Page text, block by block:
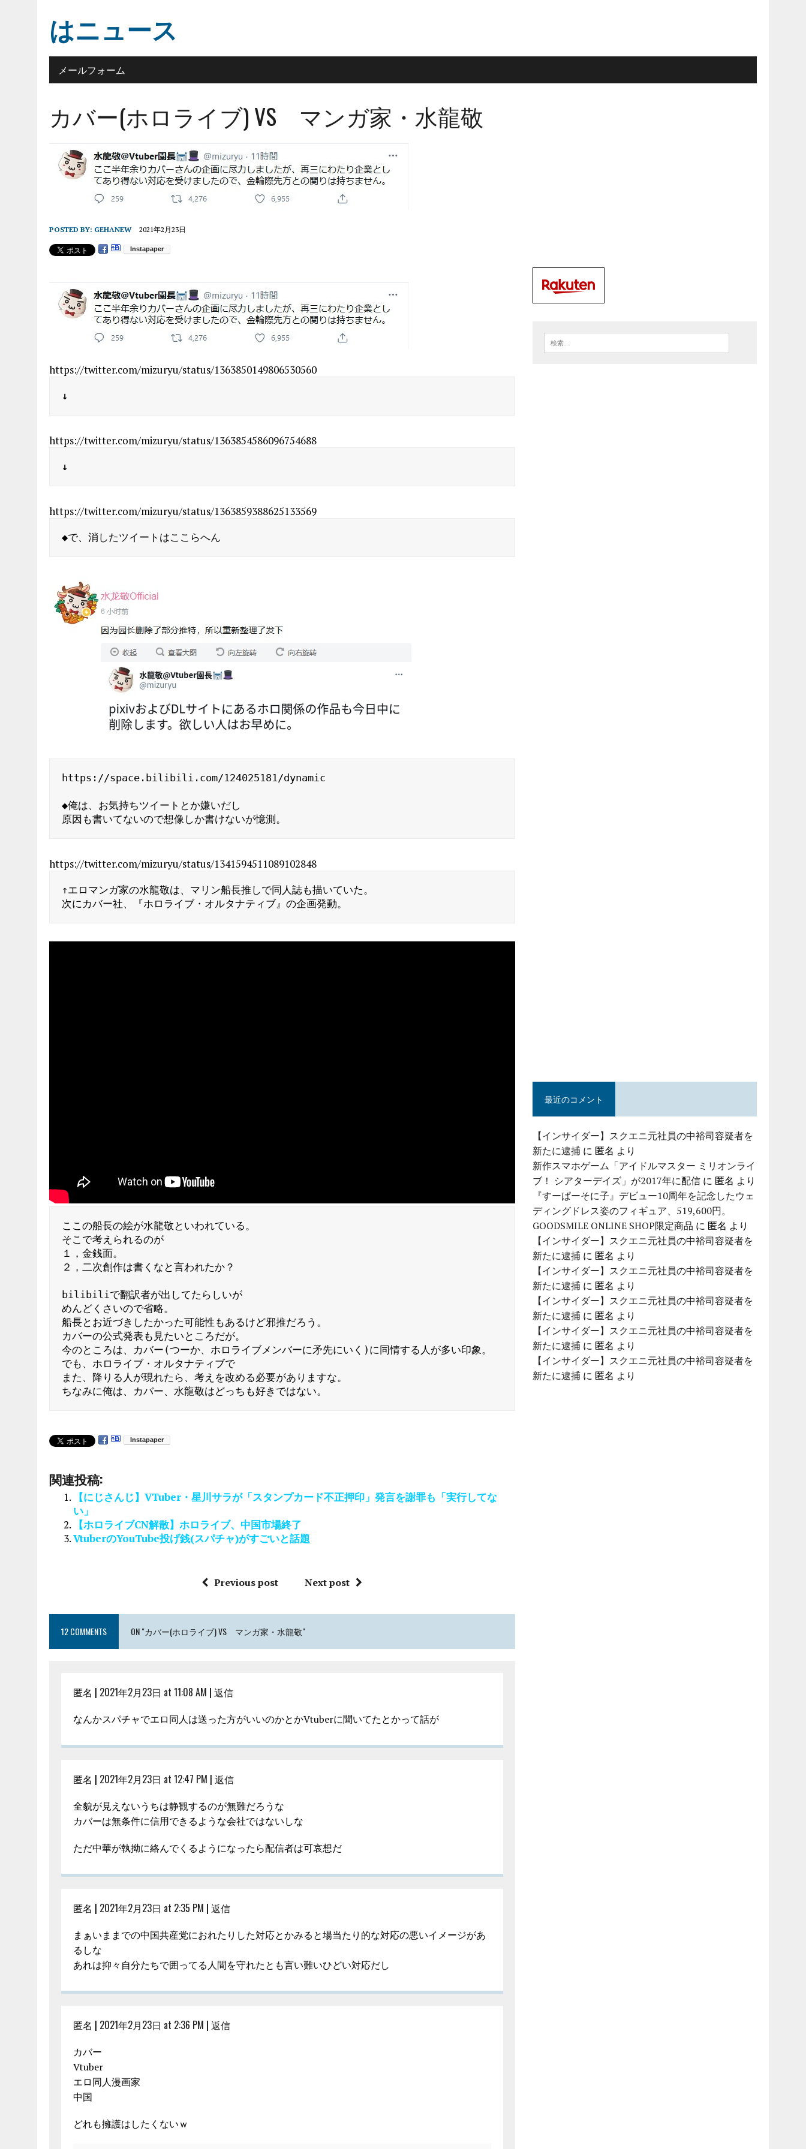
はニュース
メールフォーム
カバー(ホロライブ) VS マンガ家・水龍敬
POSTED BY: GEHANEW 2021年2月23日
https://twitter.com/mizuryu/status/1363850149806530560
↓
https://twitter.com/mizuryu/status/1363854586096754688
↓
https://twitter.com/mizuryu/status/1363859388625133569
◆で、消したツイートはここらへん
https://space.bilibili.com/124025181/dynamic
◆俺は、お気持ちツイートとか嫌いだし
原因も書いてないので想像しか書けないが憶測。
https://twitter.com/mizuryu/status/1341594511089102848
↑エロマンガ家の水龍敬は、マリン船長推しで同人誌も描いていた。
ここの船長の絵が水龍敬といわれている。
そこで考えられるのが
１，金銭面。
２，二次創作は書くなと言われたか？
bilibiliで翻訳者が出してたらしいが
めんどくさいので省略。
船長とお近づきしたかった可能性もあるけど邪推だろう。
カバーの公式発表も見たいところだが。
今のところは、カバー(つーか、ホロライブメンバーに矛先にいく)に同情する人が多い印象。
でも、ホロライブ・オルタナティブで
また、降りる人が現れたら、考えを改める必要がありますな。
ちなみに俺は、カバー、水龍敬はどっちも好きではない。
関連投稿:
【にじさんじ】VTuber・星川サラが「スタンプカード不正押印」発言を謝罪も「実行してな
い」
【ホロライブCN解散】ホロライブ、中国市場終了
VtuberのYouTube投げ銭(スパチャ)がすごいと話題
Previous post Next post
12 COMMENTS ON "カバー(ホロライブ) VS マンガ家・水龍敬"
匿名 | 2021年2月23日 at 11:08 AM | 返信
なんかスパチャでエロ同人は送った方がいいのかとかVtuberに聞いてたとかって話が
匿名 | 2021年2月23日 at 12:47 PM | 返信
全貌が見えないうちは静観するのが無難だろうな
カバーは無条件に信用できるような会社ではないしな
ただ中華が執拗に絡んでくるようになったら配信者は可哀想だ
匿名 | 2021年2月23日 at 2:35 PM | 返信
まぁいままでの中国共産党におれたりした対応とかみると場当たり的な対応の悪いイメージがあ
るしな
あれは抑々自分たちで囲ってる人間を守れたとも言い難いひどい対応だし
匿名 | 2021年2月23日 at 2:36 PM | 返信
カバー
Vtuber
エロ同人漫画家
中国
どれも擁護はしたくないｗ
最近のコメント
【インサイダー】スクエニ元社員の中裕司容疑者を
新たに逮捕 に 匿名 より
新作スマホゲーム「アイドルマスター ミリオンライ
ブ！ シアターデイズ」が2017年に配信 に 匿名 より
『すーぱーそに子』デビュー10周年を記念したウェ
ディングドレス姿のフィギュア、519,600円。
GOODSMILE ONLINE SHOP限定商品 に 匿名 より
【インサイダー】スクエニ元社員の中裕司容疑者を
新たに逮捕 に 匿名 より
【インサイダー】スクエニ元社員の中裕司容疑者を
新たに逮捕 に 匿名 より
【インサイダー】スクエニ元社員の中裕司容疑者を
新たに逮捕 に 匿名 より
【インサイダー】スクエニ元社員の中裕司容疑者を
新たに逮捕 に 匿名 より
【インサイダー】スクエニ元社員の中裕司容疑者を
新たに逮捕 に 匿名 より